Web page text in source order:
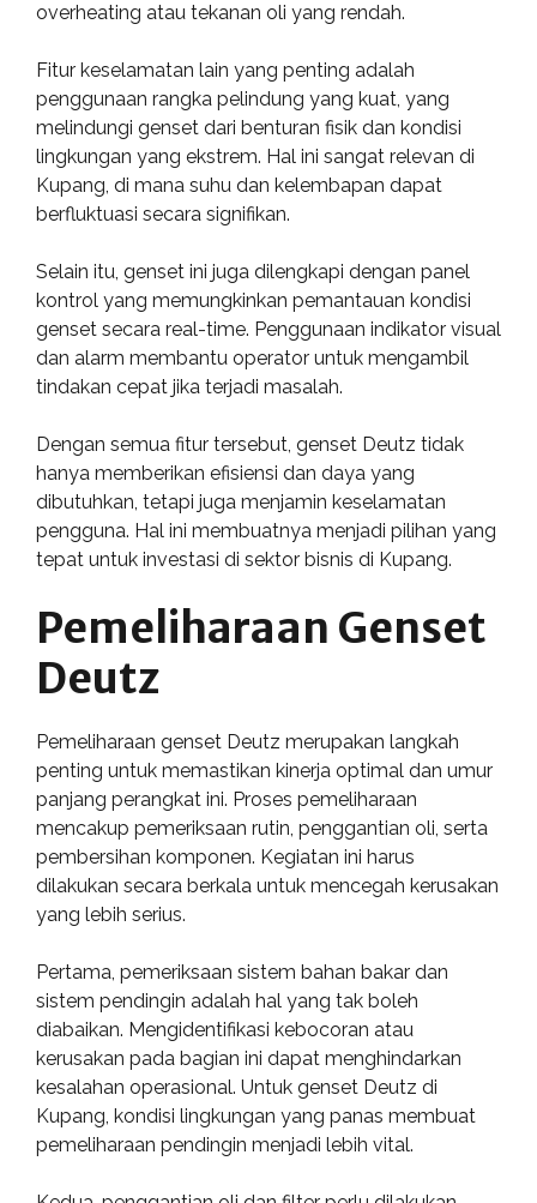
overheating atau tekanan oli yang rendah.
Fitur keselamatan lain yang penting adalah
penggunaan rangka pelindung yang kuat, yang
melindungi genset dari benturan fisik dan kondisi
lingkungan yang ekstrem. Hal ini sangat relevan di
Kupang, di mana suhu dan kelembapan dapat
berfluktuasi secara signifikan.
Selain itu, genset ini juga dilengkapi dengan panel
kontrol yang memungkinkan pemantauan kondisi
genset secara real-time. Penggunaan indikator visual
dan alarm membantu operator untuk mengambil
tindakan cepat jika terjadi masalah.
Dengan semua fitur tersebut, genset Deutz tidak
hanya memberikan efisiensi dan daya yang
dibutuhkan, tetapi juga menjamin keselamatan
pengguna. Hal ini membuatnya menjadi pilihan yang
tepat untuk investasi di sektor bisnis di Kupang.
Pemeliharaan Genset
Deutz
Pemeliharaan genset Deutz merupakan langkah
penting untuk memastikan kinerja optimal dan umur
panjang perangkat ini. Proses pemeliharaan
mencakup pemeriksaan rutin, penggantian oli, serta
pembersihan komponen. Kegiatan ini harus
dilakukan secara berkala untuk mencegah kerusakan
yang lebih serius.
Pertama, pemeriksaan sistem bahan bakar dan
sistem pendingin adalah hal yang tak boleh
diabaikan. Mengidentifikasi kebocoran atau
kerusakan pada bagian ini dapat menghindarkan
kesalahan operasional. Untuk genset Deutz di
Kupang, kondisi lingkungan yang panas membuat
pemeliharaan pendingin menjadi lebih vital.